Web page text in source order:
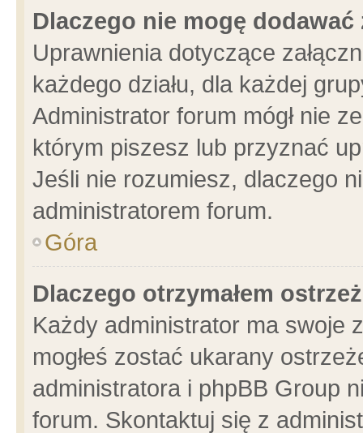
Dlaczego nie mogę dodawać
Uprawnienia dotyczące
każdego działu, dla każdej
Administrator forum mógł nie
którym piszesz lub przyznać
Jeśli nie rozumiesz, dlaczego
administratorem forum.
Góra
Dlaczego otrzymałem
Każdy administrator ma swoje
mogłeś zostać ukarany
administratora i phpBB Group
forum. Skontaktuj się z